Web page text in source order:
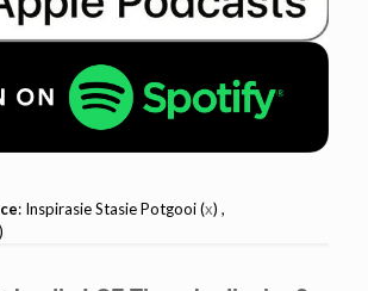
: Inspirasie Stasie Potgooi (x) ,
)